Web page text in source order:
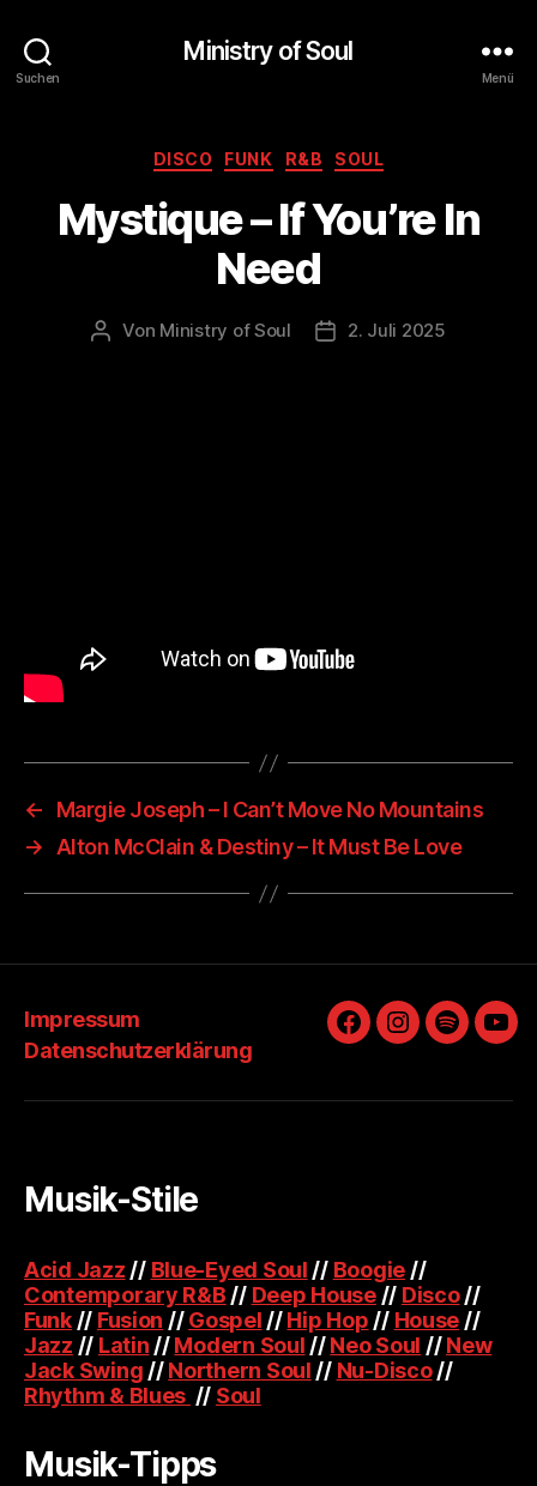
Suchen
Ministry of Soul
Menü
Kategorien
DISCO FUNK R&B SOUL
Mystique – If You’re In
Need
Beitragsautor
Von Ministry of Soul Veröffentlichungsdatum
2. Juli 2025
←
Margie Joseph – I Can’t Move No Mountains
→
Alton McClain & Destiny – It Must Be Love
Impressum
Datenschutzerklärung
FacebookInstagram
Spotify
Musik-Stile
Acid Jazz // Blue-Eyed Soul // Boogie //
Contemporary R&B // Deep House// Disco//
Funk// Fusion //Gospel //Hip Hop // House //
Jazz // Latin //Modern Soul //Neo Soul //New
Jack Swing //Northern Soul // Nu-Disco//
Rhythm & Blues // Soul
Musik-Tipps